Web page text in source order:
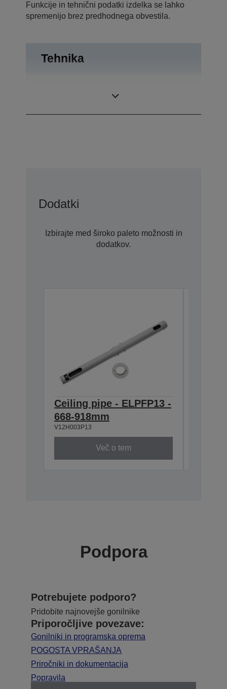
Funkcije in tehnični podatki izdelka se lahko
spremenijo brez predhodnega obvestila.
Tehnika
Dodatki
Izbirajte med široko paleto možnosti in
dodatkov.
Ceiling pipe - ELPFP13 -
668-918mm
V12H003P13
Več o tem
Podpora
Potrebujete podporo?
Pridobite najnovejše gonilnike
Priporočljive povezave:
Gonilniki in programska oprema
POGOSTA VPRAŠANJA
Priročniki in dokumentacija
Popravila